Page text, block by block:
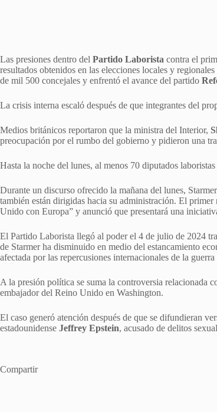
Las presiones dentro del Partido Laborista contra el
resultados obtenidos en las elecciones locales y
de mil 500 concejales y enfrentó el avance del partido
La crisis interna escaló después de que integrantes del
Medios británicos reportaron que la ministra del Interior,
preocupación por el rumbo del gobierno y pidieron una
Hasta la noche del lunes, al menos 70 diputados
Durante un discurso ofrecido la mañana del lunes,
también están dirigidas hacia su administración. El
Unido con Europa” y anunció que presentará una
El Partido Laborista llegó al poder el 4 de julio de 2024
de Starmer ha disminuido en medio del estancamiento
afectada por las repercusiones internacionales de la
A la presión política se suma la controversia relacionada
embajador del Reino Unido en Washington.
El caso generó atención después de que se difundieran
estadounidense Jeffrey Epstein, acusado de delitos
Compartir